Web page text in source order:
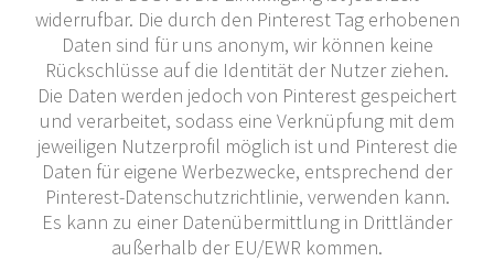
widerrufbar. Die durch den Pinterest Tag erhobenen
Daten sind für uns anonym, wir können keine
Rückschlüsse auf die Identität der Nutzer ziehen.
Die Daten werden jedoch von Pinterest gespeichert
und verarbeitet, sodass eine Verknüpfung mit dem
jeweiligen Nutzerprofil möglich ist und Pinterest die
Daten für eigene Werbezwecke, entsprechend der
Pinterest-Datenschutzrichtlinie, verwenden kann.
Es kann zu einer Datenübermittlung in Drittländer
außerhalb der EU/EWR kommen.